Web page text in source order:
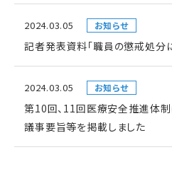
2024.03.05 お知らせ
記者発表資料「職員の懲戒処分
2024.03.05 お知らせ
第10回、11回医療安全推進体
議事要旨等を掲載しました